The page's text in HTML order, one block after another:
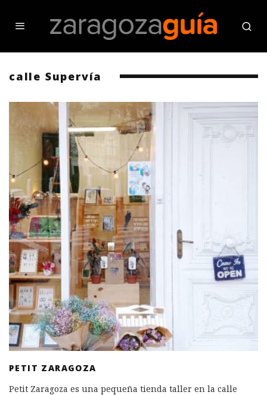
calle Supervía
PETIT ZARAGOZA
Petit Zaragoza es una pequeña tienda taller en la calle